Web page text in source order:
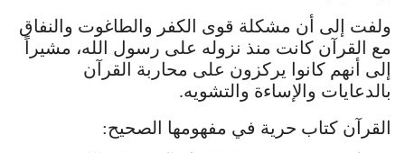
ولفت إلى أن مشكلة قوى الكفر والطاغوت والنفاق
مع القرآن كانت منذ نزوله على رسول الله، مشيراً
إلى أنهم كانوا يركزون على محاربة القرآن
بالدعايات والإساءة والتشويه.
القرآن كتاب حرية في مفهومها الصحيح: